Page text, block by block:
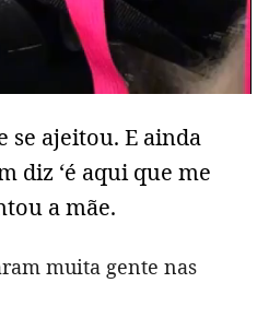
se ajeitou. E ainda
diz ‘é aqui que me
a mãe.
muita gente nas